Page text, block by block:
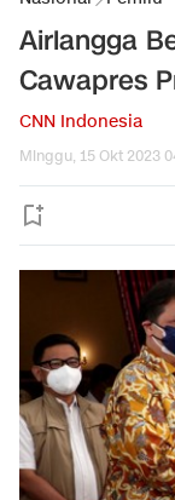
Airlangga
Cawapres
CNN Indonesia
Minggu, 15 Okt 2023